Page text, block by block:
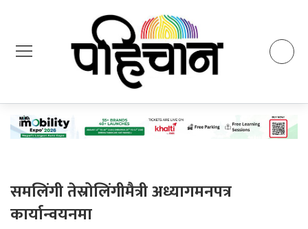
समलिंगी तेस्रोलिंगीमैत्री अध्यागमनपत्र
कार्यान्वयनमा